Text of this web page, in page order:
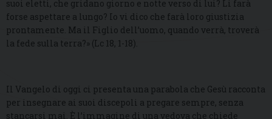
suoi eletti, che gridano giorno e notte verso di lui? Li farà
forse aspettare a lungo? Io vi dico che farà loro giustizia
prontamente. Ma il Figlio dell’uomo, quando verrà, troverà
la fede sulla terra?» (Lc 18, 1-18).
Il Vangelo di oggi ci presenta una parabola che Gesù racconta
per insegnare ai suoi discepoli a pregare sempre, senza
stancarsi mai. È l’immagine di una vedova che chiede